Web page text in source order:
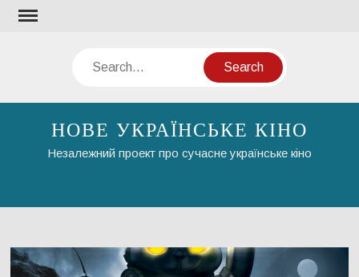
Skip
Search
НОВЕ УКРАЇНСЬКЕ КІНО
Незалежний проект про сучасне українське кіно